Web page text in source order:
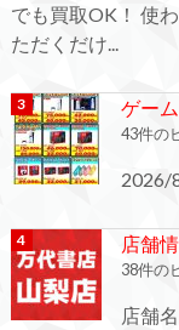
でも買取OK！ 使
ただくだけ...
ゲー
43件の
2026/
店舗
38件の
店舗